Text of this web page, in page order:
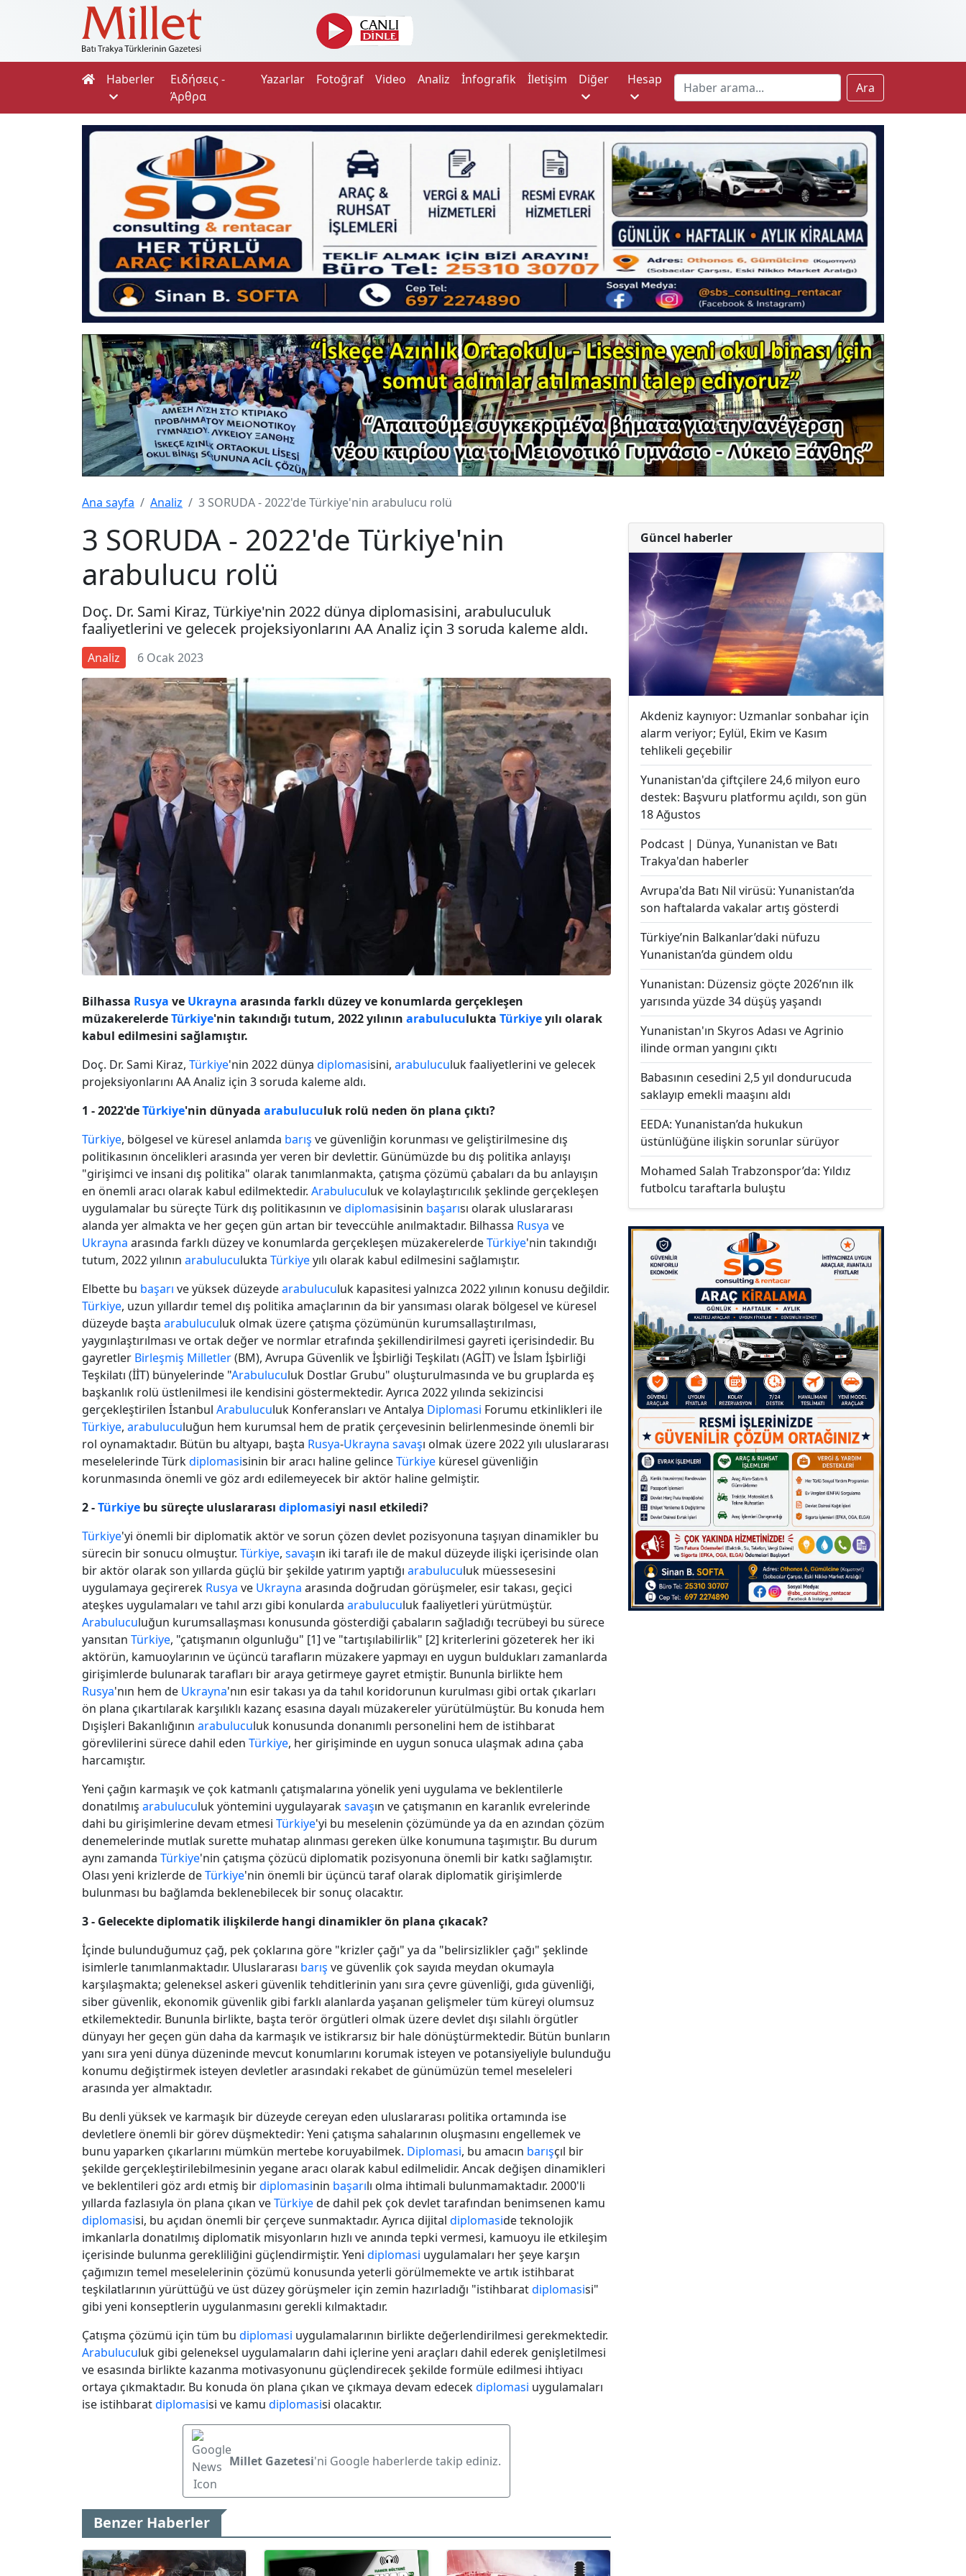
Haberler
Ειδήσεις -
Άρθρα
Yazarlar Fotoğraf Video Analiz İnfografik İletişim Diğer Hesap
Ara
Ana sayfa Analiz 3 SORUDA - 2022'de Türkiye'nin arabulucu rolü
3 SORUDA - 2022'de Türkiye'nin
arabulucu rolü
Doç. Dr. Sami Kiraz, Türkiye'nin 2022 dünya diplomasisini, arabuluculuk
faaliyetlerini ve gelecek projeksiyonlarını AA Analiz için 3 soruda kaleme aldı.
Analiz 6 Ocak 2023
Bilhassa Rusya ve Ukrayna arasında farklı düzey ve konumlarda gerçekleşen
müzakerelerdeTürkiye'nin takındığı tutum, 2022 yılının arabuluculukta Türkiyeyılı olarak
kabul edilmesini sağlamıştır.
Doç. Dr. Sami Kiraz, Türkiye'nin 2022 dünya diplomasisini, arabuluculuk faaliyetlerini ve gelecek
projeksiyonlarını AA Analiz için 3 soruda kaleme aldı.
1 - 2022'deTürkiye'nin dünyada arabuluculuk rolü neden ön plana çıktı?
Türkiye, bölgesel ve küresel anlamda barış ve güvenliğin korunması ve geliştirilmesine dış
politikasının öncelikleri arasında yer veren bir devlettir. Günümüzde bu dış politika anlayışı
"girişimci ve insani dış politika" olarak tanımlanmakta, çatışma çözümü çabaları da bu anlayışın
en önemli aracı olarak kabul edilmektedir. Arabuluculuk ve kolaylaştırıcılık şeklinde gerçekleşen
uygulamalar bu süreçte Türk dış politikasının vediplomasisinin başarısı olarak uluslararası
alanda yer almakta ve her geçen gün artan bir teveccühle anılmaktadır. Bilhassa Rusya ve
Ukrayna arasında farklı düzey ve konumlarda gerçekleşen müzakerelerdeTürkiye'nin takındığı
tutum, 2022 yılının arabuluculukta Türkiyeyılı olarak kabul edilmesini sağlamıştır.
Elbette bu başarı ve yüksek düzeydearabuluculuk kapasitesi yalnızca 2022 yılının konusu değildir.
Türkiye, uzun yıllardır temel dış politika amaçlarının da bir yansıması olarak bölgesel ve küresel
düzeyde başta arabuluculuk olmak üzere çatışma çözümünün kurumsallaştırılması,
yaygınlaştırılması ve ortak değer ve normlar etrafında şekillendirilmesi gayreti içerisindedir. Bu
gayretler Birleşmiş Milletler(BM), Avrupa Güvenlik ve İşbirliği Teşkilatı (AGİT) ve İslam İşbirliği
Teşkilatı (İİT) bünyelerinde "Arabuluculuk Dostlar Grubu" oluşturulmasında ve bu gruplarda eş
başkanlık rolü üstlenilmesi ile kendisini göstermektedir. Ayrıca 2022 yılında sekizincisi
gerçekleştirilen İstanbul Arabuluculuk Konferansları ve Antalya Diplomasi Forumu etkinlikleri ile
Türkiye, arabuluculuğun hem kurumsal hem de pratik çerçevesinin belirlenmesinde önemli bir
rol oynamaktadır. Bütün bu altyapı, başta Rusya-Ukrayna savaşı olmak üzere 2022 yılı uluslararası
meselelerinde Türkdiplomasisinin bir aracı haline gelinceTürkiye küresel güvenliğin
korunmasında önemli ve göz ardı edilemeyecek bir aktör haline gelmiştir.
2 -Türkiye bu süreçte uluslararası diplomasiyi nasıl etkiledi?
Türkiye'yi önemli bir diplomatik aktör ve sorun çözen devlet pozisyonuna taşıyan dinamikler bu
sürecin bir sonucu olmuştur. Türkiye, savaşın iki tarafı ile de makul düzeyde ilişki içerisinde olan
bir aktör olarak son yıllarda güçlü bir şekilde yatırım yaptığı arabuluculuk müessesesini
uygulamaya geçirerek Rusya ve Ukrayna arasında doğrudan görüşmeler, esir takası, geçici
ateşkes uygulamaları ve tahıl arzı gibi konularda arabuluculuk faaliyetleri yürütmüştür.
Arabuluculuğun kurumsallaşması konusunda gösterdiği çabaların sağladığı tecrübeyi bu sürece
yansıtan Türkiye, "çatışmanın olgunluğu" [1] ve "tartışılabilirlik" [2] kriterlerini gözeterek her iki
aktörün, kamuoylarının ve üçüncü tarafların müzakere yapmayı en uygun buldukları zamanlarda
girişimlerde bulunarak tarafları bir araya getirmeye gayret etmiştir. Bununla birlikte hem
Rusya'nın hem de Ukrayna'nın esir takası ya da tahıl koridorunun kurulması gibi ortak çıkarları
ön plana çıkartılarak karşılıklı kazanç esasına dayalı müzakereler yürütülmüştür. Bu konuda hem
Dışişleri Bakanlığının arabuluculuk konusunda donanımlı personelini hem de istihbarat
görevlilerini sürece dahil eden Türkiye, her girişiminde en uygun sonuca ulaşmak adına çaba
harcamıştır.
Yeni çağın karmaşık ve çok katmanlı çatışmalarına yönelik yeni uygulama ve beklentilerle
donatılmış arabuluculuk yöntemini uygulayaraksavaşın ve çatışmanın en karanlık evrelerinde
dahi bu girişimlerine devam etmesi Türkiye'yi bu meselenin çözümünde ya da en azından çözüm
denemelerinde mutlak surette muhatap alınması gereken ülke konumuna taşımıştır. Bu durum
aynı zamanda Türkiye'nin çatışma çözücü diplomatik pozisyonuna önemli bir katkı sağlamıştır.
Olası yeni krizlerde deTürkiye'nin önemli bir üçüncü taraf olarak diplomatik girişimlerde
bulunması bu bağlamda beklenebilecek bir sonuç olacaktır.
3 - Gelecekte diplomatik ilişkilerde hangi dinamikler ön plana çıkacak?
İçinde bulunduğumuz çağ, pek çoklarına göre "krizler çağı" ya da "belirsizlikler çağı" şeklinde
isimlerle tanımlanmaktadır. Uluslararası barış ve güvenlik çok sayıda meydan okumayla
karşılaşmakta; geleneksel askeri güvenlik tehditlerinin yanı sıra çevre güvenliği, gıda güvenliği,
siber güvenlik, ekonomik güvenlik gibi farklı alanlarda yaşanan gelişmeler tüm küreyi olumsuz
etkilemektedir. Bununla birlikte, başta terör örgütleri olmak üzere devlet dışı silahlı örgütler
dünyayı her geçen gün daha da karmaşık ve istikrarsız bir hale dönüştürmektedir. Bütün bunların
yanı sıra yeni dünya düzeninde mevcut konumlarını korumak isteyen ve potansiyeliyle bulunduğu
konumu değiştirmek isteyen devletler arasındaki rekabet de günümüzün temel meseleleri
arasında yer almaktadır.
Bu denli yüksek ve karmaşık bir düzeyde cereyan eden uluslararası politika ortamında ise
devletlere önemli bir görev düşmektedir: Yeni çatışma sahalarının oluşmasını engellemek ve
bunu yaparken çıkarlarını mümkün mertebe koruyabilmek. Diplomasi, bu amacın barışçıl bir
şekilde gerçekleştirilebilmesinin yegane aracı olarak kabul edilmelidir. Ancak değişen dinamikleri
ve beklentileri göz ardı etmiş birdiplomasinin başarılı olma ihtimali bulunmamaktadır. 2000'li
yıllarda fazlasıyla ön plana çıkan veTürkiyede dahil pek çok devlet tarafından benimsenen kamu
diplomasisi, bu açıdan önemli bir çerçeve sunmaktadır. Ayrıca dijital diplomaside teknolojik
imkanlarla donatılmış diplomatik misyonların hızlı ve anında tepki vermesi, kamuoyu ile etkileşim
içerisinde bulunma gerekliliğini güçlendirmiştir. Yeni diplomasi uygulamaları her şeye karşın
çağımızın temel meselelerinin çözümü konusunda yeterli görülmemekte ve artık istihbarat
teşkilatlarının yürüttüğü ve üst düzey görüşmeler için zemin hazırladığı "istihbaratdiplomasisi"
gibi yeni konseptlerin uygulanmasını gerekli kılmaktadır.
Çatışma çözümü için tüm bu diplomasi uygulamalarının birlikte değerlendirilmesi gerekmektedir.
Arabuluculuk gibi geleneksel uygulamaların dahi içlerine yeni araçları dahil ederek genişletilmesi
ve esasında birlikte kazanma motivasyonunu güçlendirecek şekilde formüle edilmesi ihtiyacı
ortaya çıkmaktadır. Bu konuda ön plana çıkan ve çıkmaya devam edecekdiplomasi uygulamaları
ise istihbaratdiplomasisi ve kamu diplomasisi olacaktır.
Millet Gazetesi'ni Google haberlerde takip ediniz.
Benzer Haberler
Güncel haberler
Akdeniz kaynıyor: Uzmanlar sonbahar için
alarm veriyor; Eylül, Ekim ve Kasım
tehlikeli geçebilir
Yunanistan'da çiftçilere 24,6 milyon euro
destek: Başvuru platformu açıldı, son gün
18 Ağustos
Podcast | Dünya, Yunanistan ve Batı
Trakya'dan haberler
Avrupa'da Batı Nil virüsü: Yunanistan’da
son haftalarda vakalar artış gösterdi
Türkiye’nin Balkanlar’daki nüfuzu
Yunanistan’da gündem oldu
Yunanistan: Düzensiz göçte 2026’nın ilk
yarısında yüzde 34 düşüş yaşandı
Yunanistan'ın Skyros Adası ve Agrinio
ilinde orman yangını çıktı
Babasının cesedini 2,5 yıl dondurucuda
saklayıp emekli maaşını aldı
EEDA: Yunanistan’da hukukun
üstünlüğüne ilişkin sorunlar sürüyor
Mohamed Salah Trabzonspor’da: Yıldız
futbolcu taraftarla buluştu